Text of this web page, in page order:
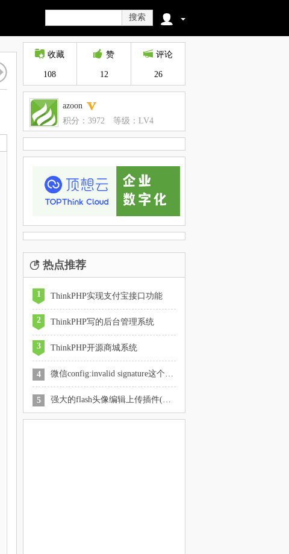
搜索
收藏
108
赞
12
评论
26
azoon
积分：3972
等级：LV4
热点推荐
1 ThinkPHP实现支付宝接口功能
2 ThinkPHP写的后台管理系统
3 ThinkPHP开源商城系统
4 微信config:invalid signature这个错误的解决办法
5 强大的flash头像编辑上传插件(已更新至2.3)